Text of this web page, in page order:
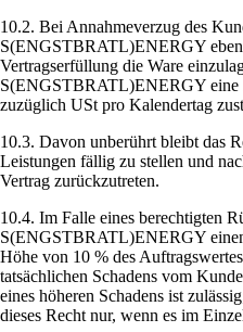
10.2. Bei Annahmeverzug des
S(ENGSTBRATL)ENERGY
Vertragserfüllung die Ware
S(ENGSTBRATL)ENERGY eine
zuzüglich USt pro Kalendertag
10.3. Davon unberührt bleibt das
Leistungen fällig zu stellen und
Vertrag zurückzutreten.
10.4. Im Falle eines berechtigten
S(ENGSTBRATL)ENERGY
Höhe von 10 % des
tatsächlichen Schadens vom
eines höheren Schadens ist
dieses Recht nur, wenn es im